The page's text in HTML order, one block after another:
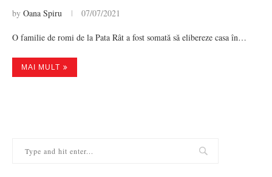
by Oana Spiru 07/07/2021
O familie de romi de la Pata Rât a fost somată să elibereze casa în…
MAI MULT